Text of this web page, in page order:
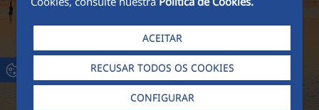
ACEITAR
RECUSAR TODOS OS COOKIES
CONFIGURAR